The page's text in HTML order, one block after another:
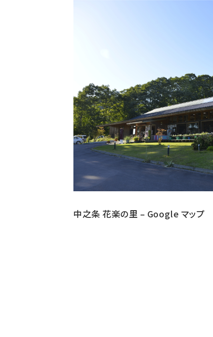
中之条 花楽の里 – Google マップ